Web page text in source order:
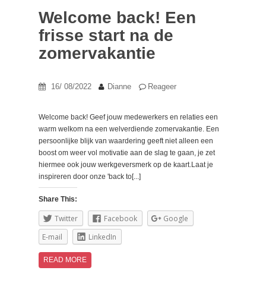
Welcome back! Een
frisse start na de
zomervakantie
16/ 08/2022 Dianne Reageer
Welcome back! Geef jouw medewerkers en relaties een
warm welkom na een welverdiende zomervakantie. Een
persoonlijke blijk van waardering geeft niet alleen een
boost om weer vol motivatie aan de slag te gaan, je zet
hiermee ook jouw werkgeversmerk op de kaart. Laat je
inspireren door onze 'back to[...]
Share This:
Twitter Facebook
Google
E-mail
LinkedIn
READ MORE